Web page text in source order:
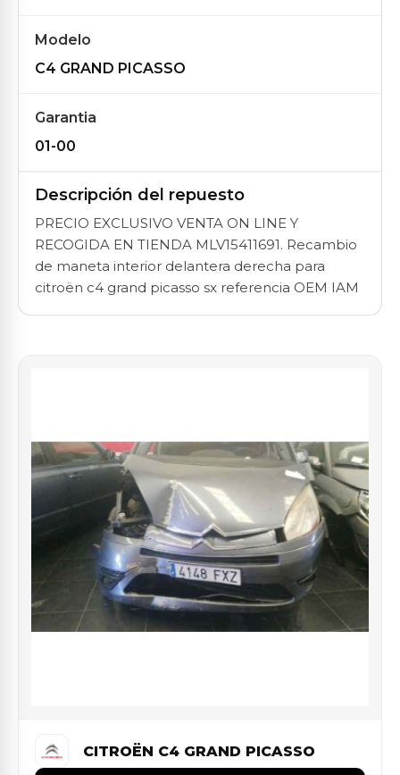
Modelo
C4 GRAND PICASSO
Garantia
01-00
Descripción del repuesto
PRECIO EXCLUSIVO VENTA ON LINE Y
RECOGIDA EN TIENDA MLV15411691. Recambio
de maneta interior delantera derecha para
citroën c4 grand picasso sx referencia OEM IAM
CITROËN C4 GRAND PICASSO